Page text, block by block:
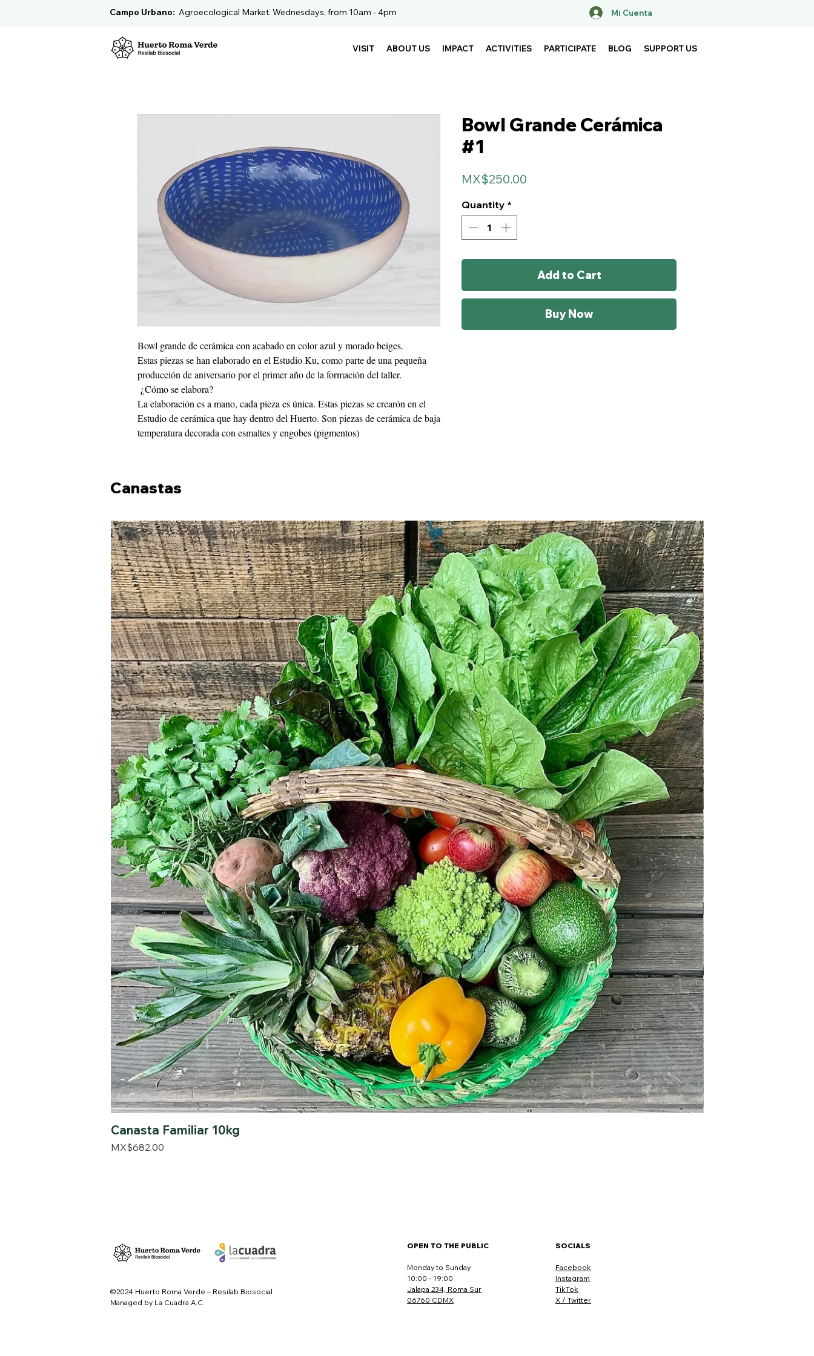
Campo Urbano: Agroecological Market. Wednesdays, from 10am - 4pm Mi Cuenta
VISIT ABOUT US IMPACT ACTIVITIES PARTICIPATE BLOG SUPPORT US
Bowl grande de cerámica con acabado en color azul y morado beiges.
Estas piezas se han elaborado en el Estudio Ku, como parte de una pequeña
producción de aniversario por el primer año de la formación del taller.
¿Cómo se elabora?
La elaboración es a mano, cada pieza es única. Estas piezas se crearón en el
Estudio de cerámica que hay dentro del Huerto. Son piezas de cerámica de baja
temperatura decorada con esmaltes y engobes (pigmentos)
Bowl Grande Cerámica
#1
MX$250.00
Quantity *
Add to Cart
Buy Now
Canastas
Canasta Familiar 10kg
Price
MX$682.00
©2024 Huerto Roma Verde – Resilab Biosocial
Managed by La Cuadra A.C.
OPEN TO THE PUBLIC
Monday to Sunday
10:00 - 19:00
Jalapa 234, Roma Sur
06760 CDMX
SOCIALS
Facebook
Instagram
TikTok
X / Twitter